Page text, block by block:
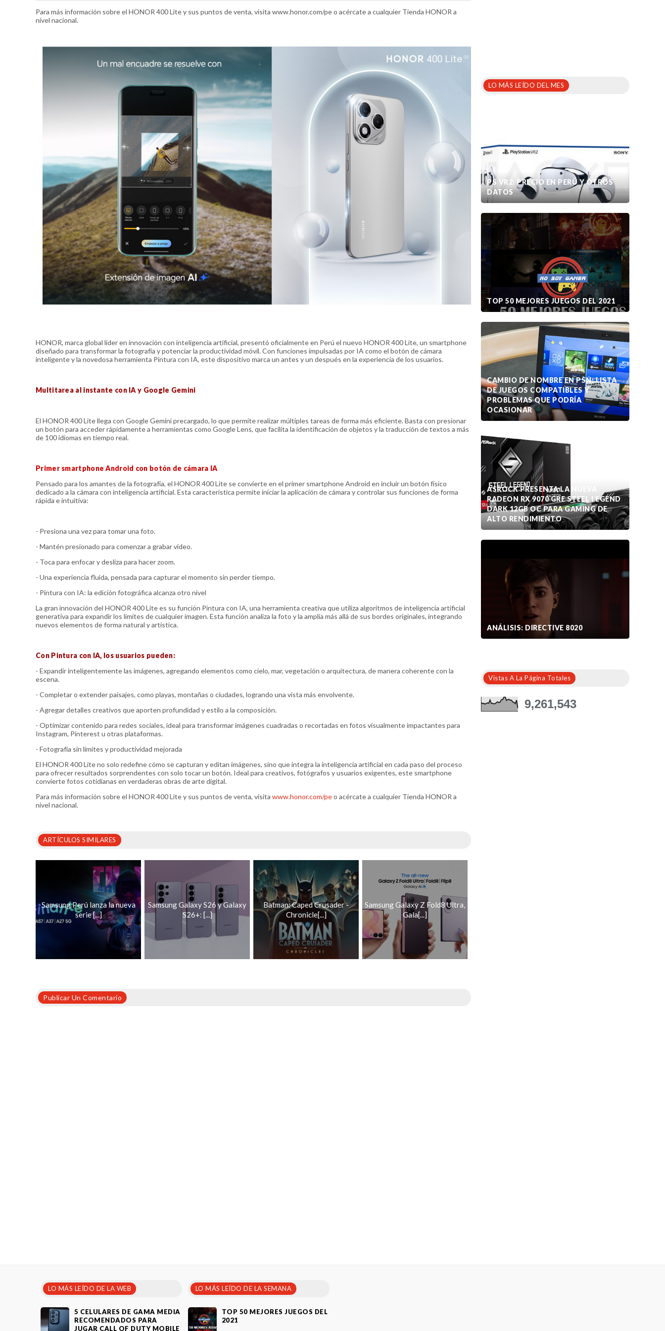
Para más información sobre el HONOR 400 Lite y sus puntos de venta, visita www.honor.com/pe o acércate a cualquier Tienda HONOR a
nivel nacional.
HONOR, marca global líder en innovación con inteligencia artificial, presentó oficialmente en Perú el nuevo HONOR 400 Lite, un smartphone
diseñado para transformar la fotografía y potenciar la productividad móvil. Con funciones impulsadas por IA como el botón de cámara
inteligente y la novedosa herramienta Pintura con IA, este dispositivo marca un antes y un después en la experiencia de los usuarios.
Multitarea al instante con IA y Google Gemini
El HONOR 400 Lite llega con Google Gemini precargado, lo que permite realizar múltiples tareas de forma más eficiente. Basta con presionar
un botón para acceder rápidamente a herramientas como Google Lens, que facilita la identificación de objetos y la traducción de textos a más
de 100 idiomas en tiempo real.
Primer smartphone Android con botón de cámara IA
Pensado para los amantes de la fotografía, el HONOR 400 Lite se convierte en el primer smartphone Android en incluir un botón físico
dedicado a la cámara con inteligencia artificial. Esta característica permite iniciar la aplicación de cámara y controlar sus funciones de forma
rápida e intuitiva:
- Presiona una vez para tomar una foto.
- Mantén presionado para comenzar a grabar video.
- Toca para enfocar y desliza para hacer zoom.
- Una experiencia fluida, pensada para capturar el momento sin perder tiempo.
- Pintura con IA: la edición fotográfica alcanza otro nivel
La gran innovación del HONOR 400 Lite es su función Pintura con IA, una herramienta creativa que utiliza algoritmos de inteligencia artificial
generativa para expandir los límites de cualquier imagen. Esta función analiza la foto y la amplía más allá de sus bordes originales, integrando
nuevos elementos de forma natural y artística.
Con Pintura con IA, los usuarios pueden:
- Expandir inteligentemente las imágenes, agregando elementos como cielo, mar, vegetación o arquitectura, de manera coherente con la
escena.
- Completar o extender paisajes, como playas, montañas o ciudades, logrando una vista más envolvente.
- Agregar detalles creativos que aporten profundidad y estilo a la composición.
- Optimizar contenido para redes sociales, ideal para transformar imágenes cuadradas o recortadas en fotos visualmente impactantes para
Instagram, Pinterest u otras plataformas.
- Fotografía sin límites y productividad mejorada
El HONOR 400 Lite no solo redefine cómo se capturan y editan imágenes, sino que integra la inteligencia artificial en cada paso del proceso
para ofrecer resultados sorprendentes con solo tocar un botón. Ideal para creativos, fotógrafos y usuarios exigentes, este smartphone
convierte fotos cotidianas en verdaderas obras de arte digital.
Para más información sobre el HONOR 400 Lite y sus puntos de venta, visita www.honor.com/peo acércate a cualquier Tienda HONOR a
nivel nacional.
ARTÍCULOS SIMILARES
Samsung Perú lanza la nueva
serie [...]
Samsung Galaxy S26 y Galaxy
S26+: [...]
Batman: Caped Crusader -
Chronicle[...]
Samsung Galaxy Z Fold8 Ultra,
Gala[...]
Publicar Un Comentario
LO MÁS LEÍDO DEL MES
PS VR2: PRECIO EN PERÚ Y OTROS
DATOS
TOP 50 MEJORES JUEGOS DEL 2021
CAMBIO DE NOMBRE EN PSN: LISTA
DE JUEGOS COMPATIBLES Y
PROBLEMAS QUE PODRÍA
OCASIONAR
ASROCK PRESENTA LA NUEVA
RADEON RX 9070 GRE STEEL LEGEND
DARK 12GB OC PARA GAMING DE
ALTO RENDIMIENTO
ANÁLISIS: DIRECTIVE 8020
Vistas A La Página Totales
9,261,543
LO MÁS LEÍDO DE LA WEB
5 CELULARES DE GAMA MEDIA
RECOMENDADOS PARA
JUGAR CALL OF DUTY MOBILE
LO MÁS LEÍDO DE LA SEMANA
TOP 50 MEJORES JUEGOS DEL
2021